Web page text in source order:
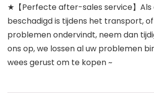
★【Perfecte after-sales service】Als
beschadigd is tijdens het transport,
problemen ondervindt, neem dan
ons op, we lossen al uw problemen
wees gerust om te kopen ~